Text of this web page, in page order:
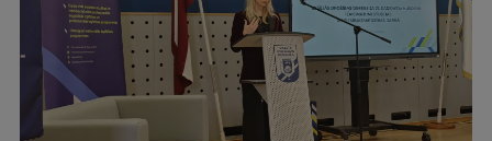
Kvalifikācijas atbilstības pārbaude
Pētniecība